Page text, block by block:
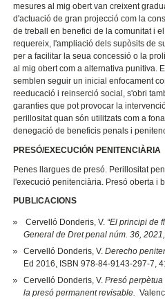
mesures al mig obert van creixent
d'actuació de gran projecció com la
de treball en benefici de la comunitat i
requereix, l'ampliació dels supòsits de
per a facilitar la seua concessió o la
al mig obert com a alternativa punitiva.
semblen seguir un inicial enfocament
reeducació i reinserció social, s'obri
garanties que pot provocar la
perillositat quan són utilitzats com a
denegació de beneficis penals i
PRESÓ/EXECUCIÓN PENITENCIÀRIA
Penes llargues de presó. Perillositat
l'execució penitenciària. Presó oberta i
PUBLICACIONS
Cervelló Donderis, V. “El principi de
General de Dret penal núm. 36,
Cervelló Donderis, V.Derecho
Ed 2016, ISBN 978-84-9143-297-7,
Cervelló Donderis, V.Presó
la presó permanent revisable.